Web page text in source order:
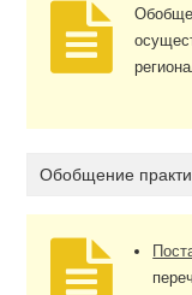
Обобщение